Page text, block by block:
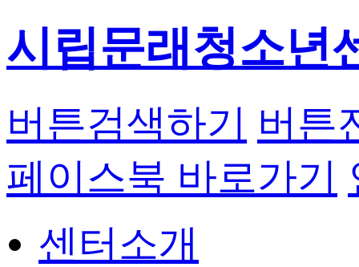
시립문래청소년
버튼검색하기 버튼
페이스북 바로가기
센터소개